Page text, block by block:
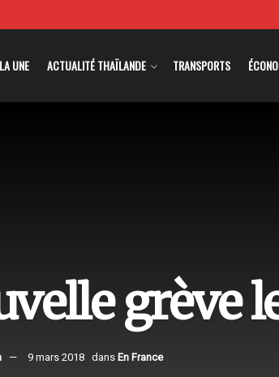
UNE ACTUALITÉ THAÏLANDE TRANSPORTS
grève
9 mars 2018 dans En France